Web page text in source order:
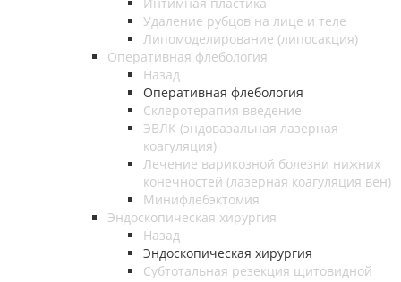
Удаление рубцов на лице и теле
Липомоделирование (липосакция)
Оперативная флебология
Назад
Оперативная флебология
Склеротерапия введение
ЭВЛК (эндовазальная лазерная
коагуляция)
Лечение варикозной болезни нижних
конечностей (лазерная коагуляция вен)
Минифлебэктомия
Эндоскопическая хирургия
Назад
Эндоскопическая хирургия
Субтотальная резекция щитовидной